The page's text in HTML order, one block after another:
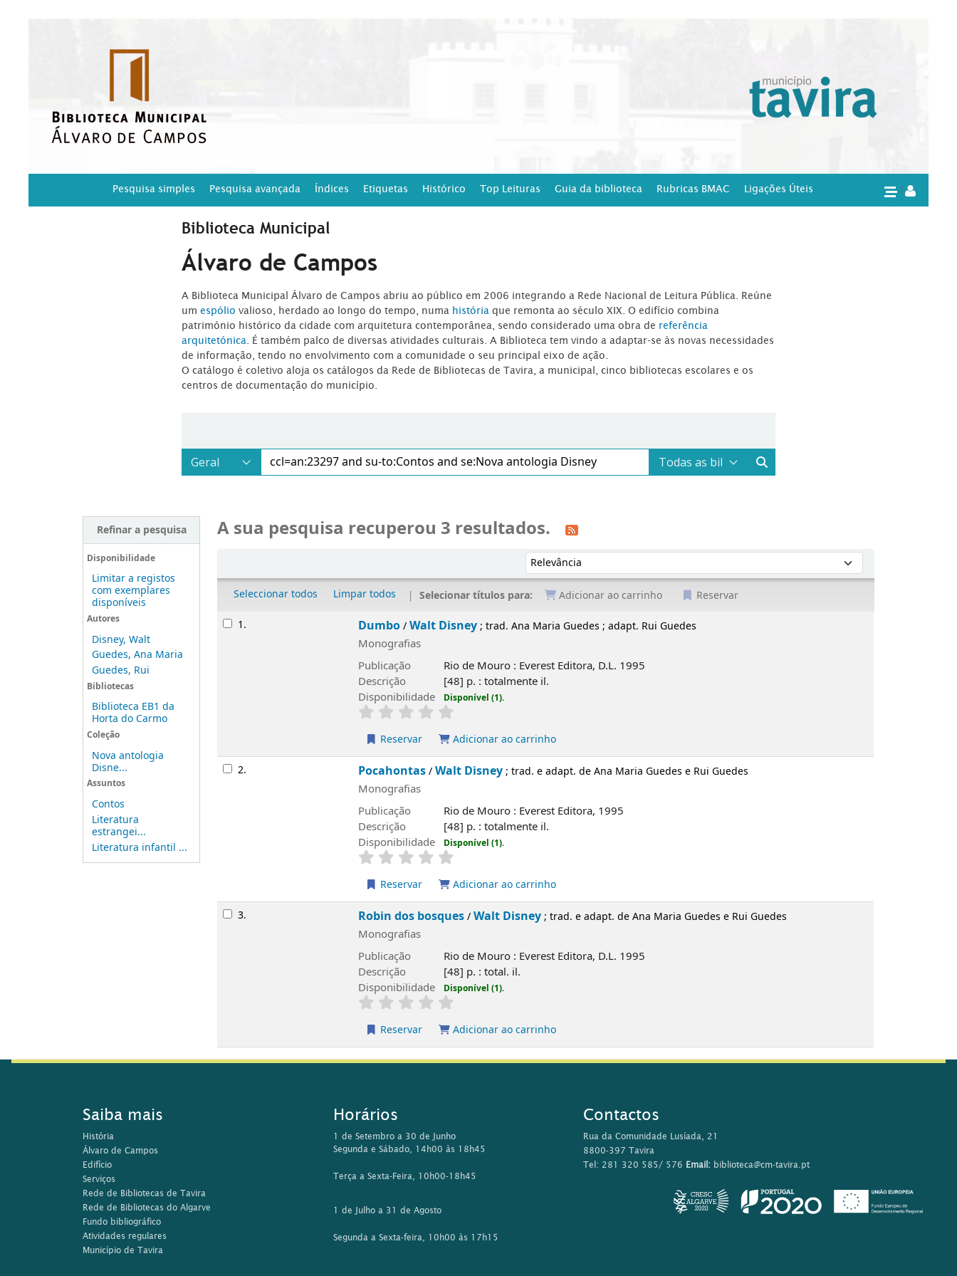
Pesquisa simples Pesquisa avançada Índices Etiquetas Histórico Top Leituras Guia da biblioteca Rubricas BMAC Ligações Úteis
Biblioteca Municipal
Álvaro de Campos
A Biblioteca Municipal Álvaro de Campos abriu ao público em 2006 integrando a Rede Nacional de Leitura Pública. Reúne
um espólio valioso, herdado ao longo do tempo, numa história que remonta ao século XIX. O edifício combina
património histórico da cidade com arquitetura contemporânea, sendo considerado uma obra de referência
arquitetónica . É também palco de diversas atividades culturais. A Biblioteca tem vindo a adaptar-se às novas necessidades
de informação, tendo no envolvimento com a comunidade o seu principal eixo de ação.
O catálogo é coletivo aloja os catálogos da Rede de Bibliotecas de Tavira, a municipal, cinco bibliotecas escolares e os
centros de documentação do município.
Refinar a pesquisa
Disponibilidade
Limitar a registos
com exemplares
disponíveis
Autores
Disney, Walt
Guedes, Ana Maria
Guedes, Rui
Bibliotecas
Biblioteca EB1 da
Horta do Carmo
Coleção
Nova antologia
Disne...
Assuntos
Contos
Literatura
estrangei...
Literatura infantil ...
A sua pesquisa recuperou 3 resultados.
Ordenar por:
Seleccionar todos Limpar todos Selecionar títulos para: Adicionar ao carrinho Reservar
Resultados
1. Dumbo/Walt Disney; trad. Ana Maria Guedes ; adapt. Rui Guedes
Monografias
Publicação
Rio de Mouro : Everest Editora, D.L. 1995
Descrição
[48] p. : totalmente il.
Disponibilidade
Disponível (1).
Reservar Adicionar ao carrinho
2. Pocahontas/Walt Disney; trad. e adapt. de Ana Maria Guedes e Rui Guedes
Monografias
Publicação
Rio de Mouro : Everest Editora, 1995
Descrição
[48] p. : totalmente il.
Disponibilidade
Disponível (1).
Reservar Adicionar ao carrinho
3. Robin dos bosques/Walt Disney; trad. e adapt. de Ana Maria Guedes e Rui Guedes
Monografias
Publicação
Rio de Mouro : Everest Editora, D.L. 1995
Descrição
[48] p. : total. il.
Disponibilidade
Disponível (1).
Reservar Adicionar ao carrinho
Saiba mais
História
Álvaro de Campos
Edifício
Serviços
Rede de Bibliotecas de Tavira
Rede de Bibliotecas do Algarve
Fundo bibliográfico
Atividades regulares
Município de Tavira
Horários
1 de Setembro a 30 de Junho
Segunda e Sábado, 14h00 às 18h45
Terça a Sexta-Feira, 10h00-18h45
1 de Julho a 31 de Agosto
Segunda a Sexta-feira, 10h00 às 17h15
Contactos
Rua da Comunidade Lusíada, 21
8800-397 Tavira
Tel: 281 320 585/ 576 Email: biblioteca@cm-tavira.pt